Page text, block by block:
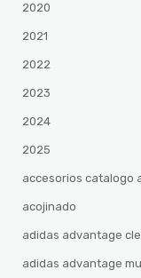
2020
2021
2022
2023
2024
2025
accesorios catalogo
acojinado
adidas advantage
adidas advantage